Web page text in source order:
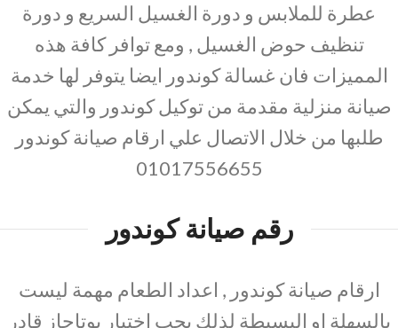
عطرة للملابس و دورة الغسيل السريع و دورة
تنظيف حوض الغسيل , ومع توافر كافة هذه
المميزات فان غسالة كوندور ايضا يتوفر لها خدمة
صيانة منزلية مقدمة من توكيل كوندور والتي يمكن
طلبها من خلال الاتصال علي ارقام صيانة كوندور
01017556655
رقم صيانة كوندور
ارقام صيانة كوندور , اعداد الطعام مهمة ليست
بالسهلة او البسيطة لذلك يجب اختيار بوتاجاز قادر